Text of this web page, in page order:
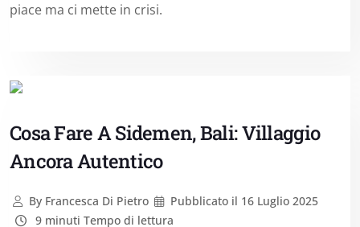
piace ma ci mette in crisi.
Cosa Fare A Sidemen, Bali: Villaggio
Ancora Autentico
ByFrancesca Di Pietro Pubblicato il 16 Luglio 2025
9 minuti Tempo di lettura